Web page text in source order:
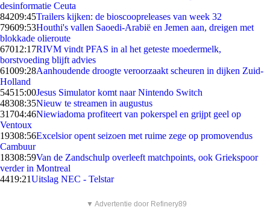
desinformatie Ceuta
84209:45Trailers kijken: de bioscoopreleases van week 32
79609:53Houthi's vallen Saoedi-Arabië en Jemen aan, dreigen met
blokkade olieroute
67012:17RIVM vindt PFAS in al het geteste moedermelk,
borstvoeding blijft advies
61009:28Aanhoudende droogte veroorzaakt scheuren in dijken Zuid-
Holland
54515:00Jesus Simulator komt naar Nintendo Switch
48308:35Nieuw te streamen in augustus
31704:46Niewiadoma profiteert van pokerspel en grijpt geel op
Ventoux
19308:56Excelsior opent seizoen met ruime zege op promovendus
Cambuur
18308:59Van de Zandschulp overleeft matchpoints, ook Griekspoor
verder in Montreal
4419:21Uitslag NEC - Telstar
▼ Advertentie door Refinery89